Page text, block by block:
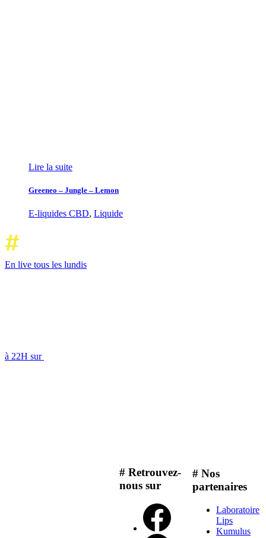
Lire la suite
Greeneo – Jungle – Lemon
E-liquides CBD, Liquide
En live tous les lundis
à 22H sur
# Retrouvez-
nous sur
# Nos
partenaires
Laboratoire
Lips
Kumulus